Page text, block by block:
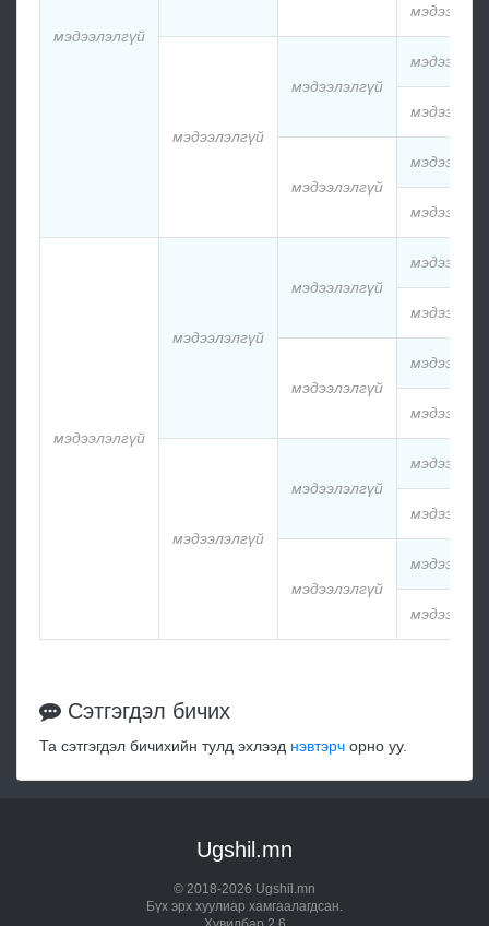
мэдээлэлгүй
мэдээлэлгүй
мэдээлэлгүй
мэдээлэлгүй
мэдээлэлгүй
мэдээлэлгүй
мэдээлэлгүй
мэдээлэлгүй
мэдээлэлгүй
мэдээлэлгүй
мэдээлэлгүй
Сэтгэгдэл бичих
Та сэтгэгдэл бичихийн тулд эхлээд нэвтэрч орно уу.
Ugshil.mn
© 2018-2026 Ugshil.mn
Бүх эрх хуулиар хамгаалагдсан.